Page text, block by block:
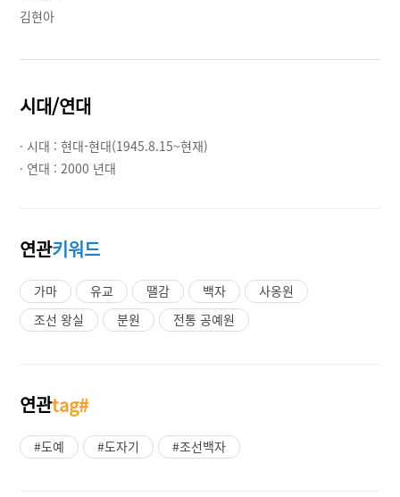
김현아
시대/연대
· 시대 :현대-현대(1945.8.15~현재)
· 연대 :2000 년대
연관키워드
가마 유교 땔감 백자
사옹원
조선 왕실
분원 전통 공예원
연관tag#
#도예 #도자기 #조선백자